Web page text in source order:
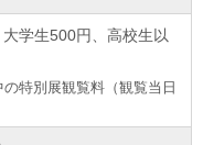
学生500円、高校生以
特別展観覧料（観覧当日